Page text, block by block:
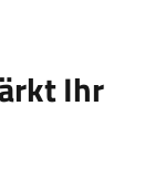
Ihr